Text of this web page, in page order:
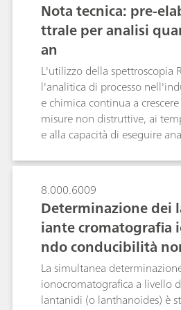
che operano nell'ambiente
possono essere estese
Questo documento è inteso
generale per gli utenti di
vorrebbero costruire una
convalida e
Nota tecnica: pre-
ttrale per analisi
an
L'utilizzo della spettroscopia
l'analitica di processo
e chimica continua a
misure non distruttive, ai
e alla capacità di eseguire
elaborazione spettrale sono
applicati ai dati spettroscopici
fine di migliorare le
riducendo al minimo la
all'analita in questione. In
vengono trattate le
elaborazione pertinenti alla
Raman, con esempi di
vengono esaminati gli
8.000.6009
Determinazione dei
iante cromatografia
ndo conducibilità
rilevazione UV/VIS
La simultanea
ionocromatografica a livello
lantanidi (o lanthanoides) è